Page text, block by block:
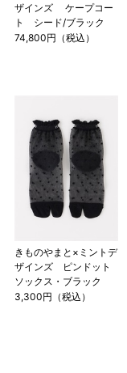
ザインズ ケープコー
ト シード/ブラック
74,800円（税込）
きものやまと×ミントデ
ザインズ ピンドット
ソックス・ブラック
3,300円（税込）